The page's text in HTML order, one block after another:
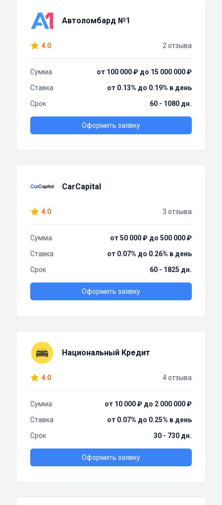
Автоломбард №1
4.0 2 отзыва
Сумма
от 100 000 ₽ до 15 000 000 ₽
Ставка
от 0.13% до 0.19% в день
Срок
60 - 1080 дн.
Оформить заявку
CarCapital
4.0 3 отзыва
Сумма
от 50 000 ₽ до 500 000 ₽
Ставка
от 0.07% до 0.26% в день
Срок
60 - 1825 дн.
Оформить заявку
Национальный Кредит
4.0 4 отзыва
Сумма
от 10 000 ₽ до 2 000 000 ₽
Ставка
от 0.07% до 0.25% в день
Срок
30 - 730 дн.
Оформить заявку